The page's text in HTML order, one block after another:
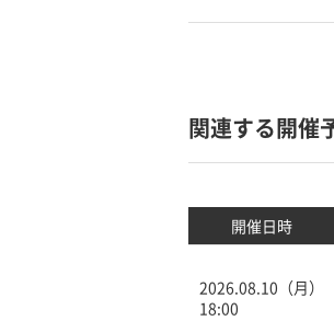
関連する開催
開催日時
2026.08.10（月）
18:00